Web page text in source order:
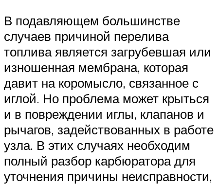
В подавляющем большинстве
случаев причиной перелива
топлива является загрубевшая или
изношенная мембрана, которая
давит на коромысло, связанное с
иглой. Но проблема может крыться
и в повреждении иглы, клапанов и
рычагов, задействованных в работе
узла. В этих случаях необходим
полный разбор карбюратора для
уточнения причины неисправности,